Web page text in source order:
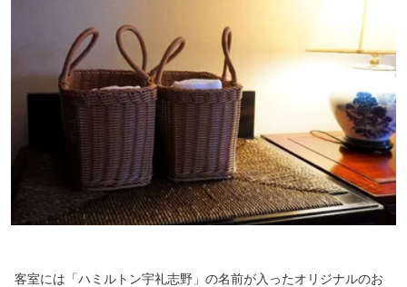
客室には「ハミルトン宇礼志野」の名前が入ったオリジナルのお